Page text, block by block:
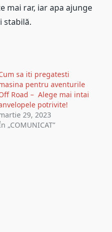
mai rar, iar apa ajunge
stabilă.
sa iti pregatesti
pentru aventurile
Road – Alege mai intai
potrivite!
29, 2023
„COMUNICAT”